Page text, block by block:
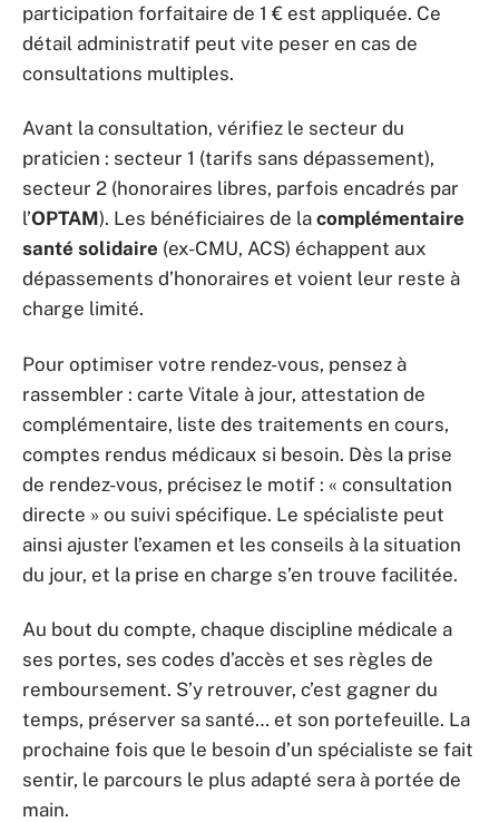
participation forfaitaire de 1 € est appliquée. Ce
détail administratif peut vite peser en cas de
consultations multiples.
Avant la consultation, vérifiez le secteur du
praticien : secteur 1 (tarifs sans dépassement),
secteur 2 (honoraires libres, parfois encadrés par
l’OPTAM). Les bénéficiaires de la complémentaire
santé solidaire (ex-CMU, ACS) échappent aux
dépassements d’honoraires et voient leur reste à
charge limité.
Pour optimiser votre rendez-vous, pensez à
rassembler : carte Vitale à jour, attestation de
complémentaire, liste des traitements en cours,
comptes rendus médicaux si besoin. Dès la prise
de rendez-vous, précisez le motif : « consultation
directe » ou suivi spécifique. Le spécialiste peut
ainsi ajuster l’examen et les conseils à la situation
du jour, et la prise en charge s’en trouve facilitée.
Au bout du compte, chaque discipline médicale a
ses portes, ses codes d’accès et ses règles de
remboursement. S’y retrouver, c’est gagner du
temps, préserver sa santé… et son portefeuille. La
prochaine fois que le besoin d’un spécialiste se fait
sentir, le parcours le plus adapté sera à portée de
main.